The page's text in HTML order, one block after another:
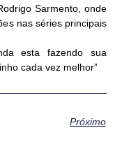
Sarmento, onde
nas séries principais
esta fazendo sua
cada vez melhor”
Próximo